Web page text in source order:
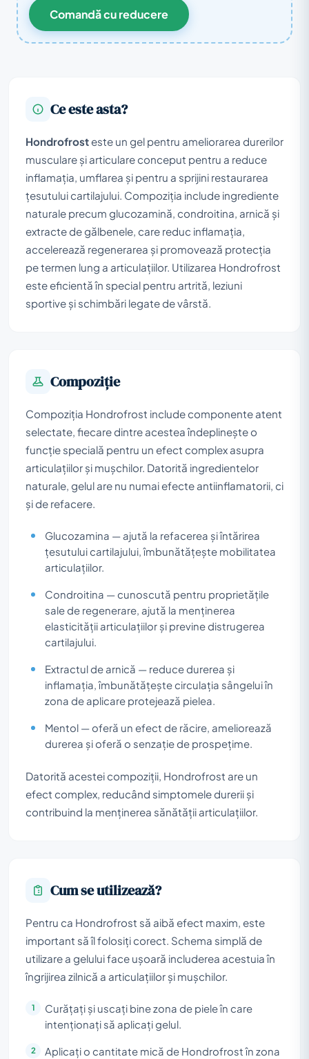
Comandă cu reducere
Ce este asta?
Hondrofrosteste un gel pentru ameliorarea durerilor
musculare și articulare conceput pentru a reduce
inflamația, umflarea și pentru a sprijini restaurarea
țesutului cartilajului. Compoziția include ingrediente
naturale precum glucozamină, condroitina, arnică și
extracte de gălbenele, care reduc inflamația,
accelerează regenerarea și promovează protecția
pe termen lung a articulațiilor. Utilizarea Hondrofrost
este eficientă în special pentru artrită, leziuni
sportive și schimbări legate de vârstă.
Compoziţie
Compoziția Hondrofrost include componente atent
selectate, fiecare dintre acestea îndeplinește o
funcție specială pentru un efect complex asupra
articulațiilor și mușchilor. Datorită ingredientelor
naturale, gelul are nu numai efecte antiinflamatorii, ci
și de refacere.
Glucozamina — ajută la refacerea și întărirea
țesutului cartilajului, îmbunătățește mobilitatea
articulațiilor.
Condroitina — cunoscută pentru proprietățile
sale de regenerare, ajută la menținerea
elasticității articulațiilor și previne distrugerea
cartilajului.
Extractul de arnică — reduce durerea și
inflamația, îmbunătățește circulația sângelui în
zona de aplicare protejează pielea.
Mentol — oferă un efect de răcire, ameliorează
durerea și oferă o senzație de prospețime.
Datorită acestei compoziții, Hondrofrost are un
efect complex, reducând simptomele durerii și
contribuind la menținerea sănătății articulațiilor.
Cum se utilizează?
Pentru ca Hondrofrost să aibă efect maxim, este
important să îl folosiți corect. Schema simplă de
utilizare a gelului face ușoară includerea acestuia în
îngrijirea zilnică a articulațiilor și mușchilor.
Curățați și uscați bine zona de piele în care
intenționați să aplicați gelul.
Aplicați o cantitate mică de Hondrofrost în zona